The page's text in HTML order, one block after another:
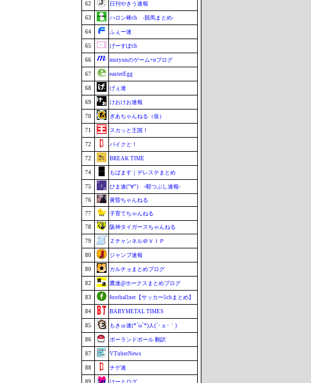
62 日刊やきう速報
63 ハロン棒ch -競馬まとめ-
64 ふぇー速
65 げーすぽch
66 mutyunのゲーム+αブログ
67 easterEgg
68 げぇ速
69 けおけお速報
70 ぎあちゃんねる（仮）
71 スカッと王国！
72 バイクと！
72 BREAK TIME
74 もばます｜デレステまとめ
75 ひま速(°∀°) -暇つぶし速報-
76 黄昏ちゃんねる
77 子育てちゃんねる
78 阪神タイガースちゃんねる
79 Ｚチャンネル＠ＶＩＰ
80 ジャンプ速報
80 カルチョまとめブログ
82 鷹速@ホークスまとめブログ
83 footballnet【サッカー5chまとめ】
84 BABYMETAL TIMES
85 もきゅ速(*´ω`*)人(´･ェ･｀)
86 ポーランドボール 翻訳
87 VTuberNews
88 チゲ速
89 はーとログ